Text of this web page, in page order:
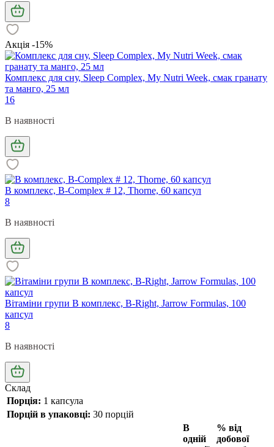
Акція -15%
Комплекс для сну, Sleep Complex, My Nutri Week, смак гранату
та манго, 25 мл
16
В наявності
В комплекс, B-Complex # 12, Thorne, 60 капсул
8
В наявності
Вітаміни групи В комплекс, B-Right, Jarrow Formulas, 100
капсул
8
В наявності
Склад
Порція: 1 капсула
Порцій в упаковці: 30 порцій
В
одній
% від
добової